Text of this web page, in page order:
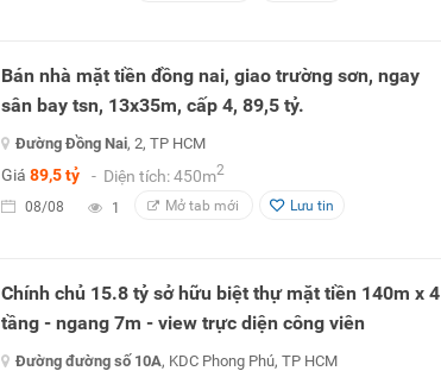
Bán nhà mặt tiền đồng nai, giao trường sơn, ngay
sân bay tsn, 13x35m, cấp 4, 89,5 tỷ.
Đường Đồng Nai, 2, TP HCM
Giá 89,5 tỷ - Diện tích: 450m2
08/08 1 Mở tab mới Lưu tin
Chính chủ 15.8 tỷ sở hữu biệt thự mặt tiền 140m x 4
tầng - ngang 7m - view trực diện công viên
Đường đường số 10A, KDC Phong Phú, TP HCM